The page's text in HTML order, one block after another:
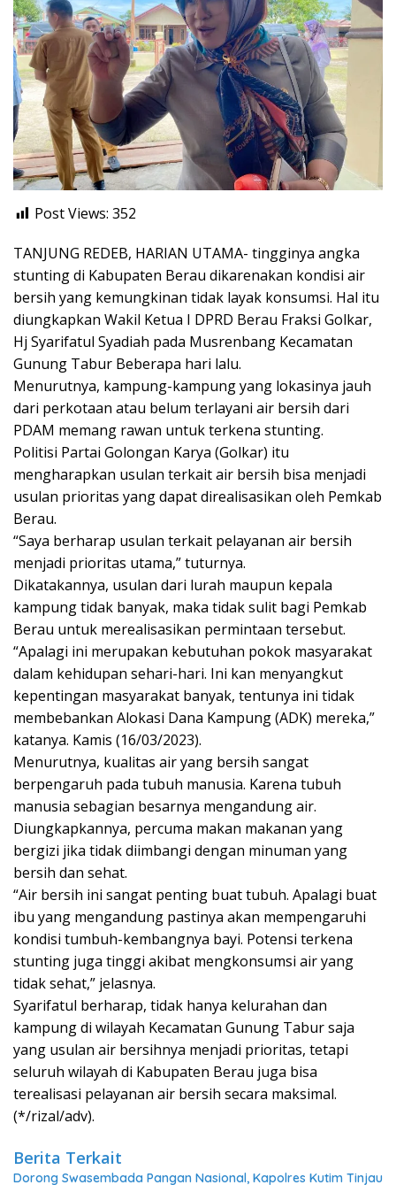
Post Views: 352
TANJUNG REDEB, HARIAN UTAMA- tingginya angka
stunting di Kabupaten Berau dikarenakan kondisi air
bersih yang kemungkinan tidak layak konsumsi. Hal itu
diungkapkan Wakil Ketua I DPRD Berau Fraksi Golkar,
Hj Syarifatul Syadiah pada Musrenbang Kecamatan
Gunung Tabur Beberapa hari lalu.
Menurutnya, kampung-kampung yang lokasinya jauh
dari perkotaan atau belum terlayani air bersih dari
PDAM memang rawan untuk terkena stunting.
Politisi Partai Golongan Karya (Golkar) itu
mengharapkan usulan terkait air bersih bisa menjadi
usulan prioritas yang dapat direalisasikan oleh Pemkab
Berau.
“Saya berharap usulan terkait pelayanan air bersih
menjadi prioritas utama,” tuturnya.
Dikatakannya, usulan dari lurah maupun kepala
kampung tidak banyak, maka tidak sulit bagi Pemkab
Berau untuk merealisasikan permintaan tersebut.
“Apalagi ini merupakan kebutuhan pokok masyarakat
dalam kehidupan sehari-hari. Ini kan menyangkut
kepentingan masyarakat banyak, tentunya ini tidak
membebankan Alokasi Dana Kampung (ADK) mereka,”
katanya. Kamis (16/03/2023).
Menurutnya, kualitas air yang bersih sangat
berpengaruh pada tubuh manusia. Karena tubuh
manusia sebagian besarnya mengandung air.
Diungkapkannya, percuma makan makanan yang
bergizi jika tidak diimbangi dengan minuman yang
bersih dan sehat.
“Air bersih ini sangat penting buat tubuh. Apalagi buat
ibu yang mengandung pastinya akan mempengaruhi
kondisi tumbuh-kembangnya bayi. Potensi terkena
stunting juga tinggi akibat mengkonsumsi air yang
tidak sehat,” jelasnya.
Syarifatul berharap, tidak hanya kelurahan dan
kampung di wilayah Kecamatan Gunung Tabur saja
yang usulan air bersihnya menjadi prioritas, tetapi
seluruh wilayah di Kabupaten Berau juga bisa
terealisasi pelayanan air bersih secara maksimal.
(*/rizal/adv).
Berita Terkait
Dorong Swasembada Pangan Nasional, Kapolres Kutim Tinjau